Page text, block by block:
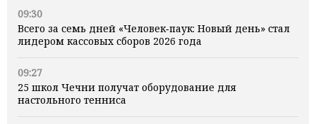
09:30
Всего за семь дней «Человек‑паук: Новый день» стал
лидером кассовых сборов 2026 года
09:27
25 школ Чечни получат оборудование для
настольного тенниса